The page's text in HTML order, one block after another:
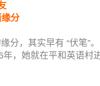
分
，其实早有 “伏笔”
，她就在平和英语村